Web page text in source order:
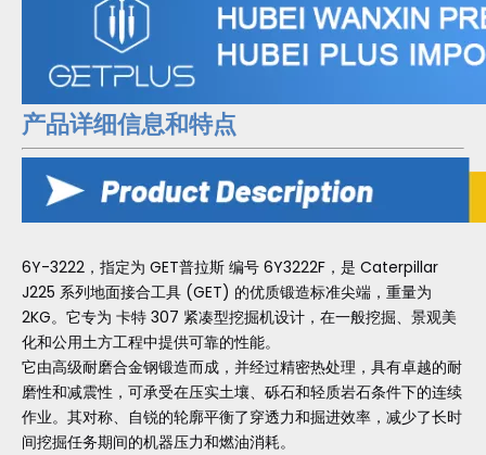
产品详细信息和特点
6Y-3222，指定为 GET普拉斯 编号 6Y3222F，是 Caterpillar
J225 系列地面接合工具 (GET) 的优质锻造标准尖端，重量为
2KG。它专为 卡特 307 紧凑型挖掘机设计，在一般挖掘、景观美
化和公用土方工程中提供可靠的性能。
它由高级耐磨合金钢锻造而成，并经过精密热处理，具有卓越的耐
磨性和减震性，可承受在压实土壤、砾石和轻质岩石条件下的连续
作业。其对称、自锐的轮廓平衡了穿透力和掘进效率，减少了长时
间挖掘任务期间的机器压力和燃油消耗。